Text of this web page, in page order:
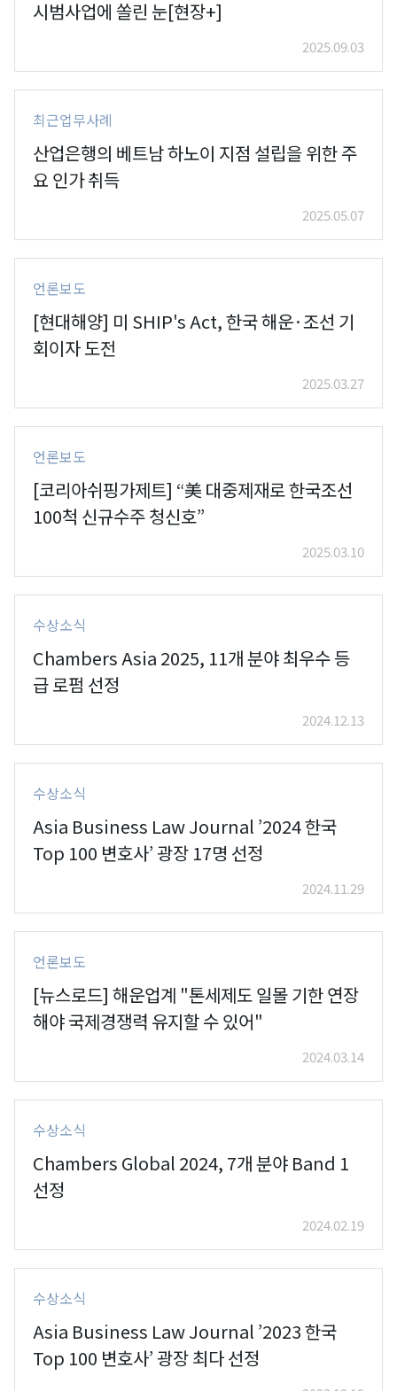
시범사업에 쏠린 눈[현장+]
2025.09.03
최근업무사례
산업은행의 베트남 하노이 지점 설립을 위한 주
요 인가 취득
2025.05.07
언론보도
[현대해양] 미 SHIP's Act, 한국 해운·조선 기
회이자 도전
2025.03.27
언론보도
[코리아쉬핑가제트] “美 대중제재로 한국조선
100척 신규수주 청신호”
2025.03.10
수상소식
Chambers Asia 2025, 11개 분야 최우수 등
급 로펌 선정
2024.12.13
수상소식
Asia Business Law Journal ’2024 한국
Top 100 변호사’ 광장 17명 선정
2024.11.29
언론보도
[뉴스로드] 해운업계 "톤세제도 일몰 기한 연장
해야 국제경쟁력 유지할 수 있어"
2024.03.14
수상소식
Chambers Global 2024, 7개 분야 Band 1
선정
2024.02.19
수상소식
Asia Business Law Journal ’2023 한국
Top 100 변호사’ 광장 최다 선정